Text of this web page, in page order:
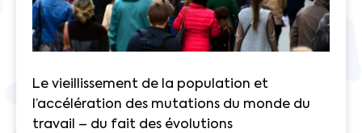
Le vieillissement de la population et
l’accélération des mutations du monde du
travail – du fait des évolutions